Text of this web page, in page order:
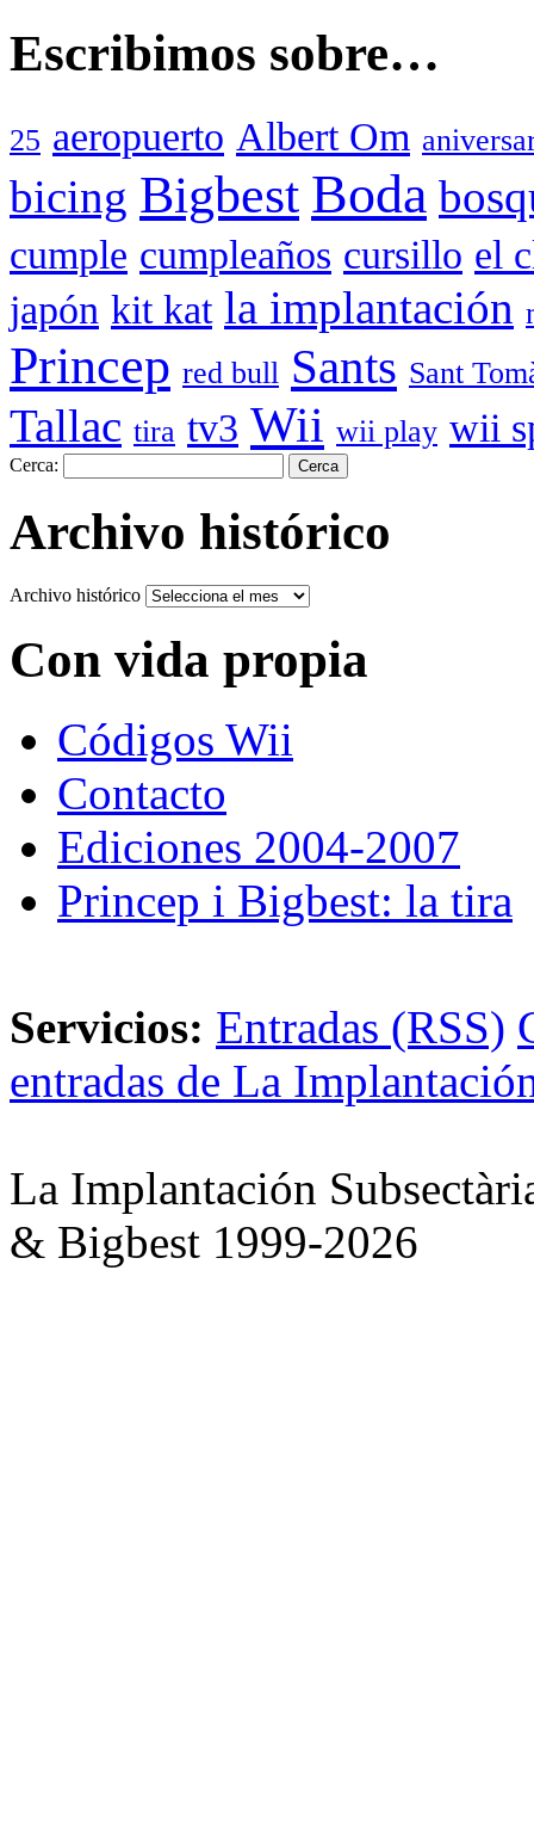
Escribimos sobre…
25 aeropuerto Albert Om
bicing Bigbest Boda
cumple cumpleaños cursillo el
japón kit kat la implantación
Princep red bull Sants Sant
Tallac tira tv3 Wii wii play wii
Cerca:
Archivo histórico
Archivo histórico
Con vida propia
Códigos Wii
Contacto
Ediciones 2004-2007
Princep i Bigbest: la tira
Servicios: Entradas (RSS)
entradas de La
La Implantación
& Bigbest 1999-2026